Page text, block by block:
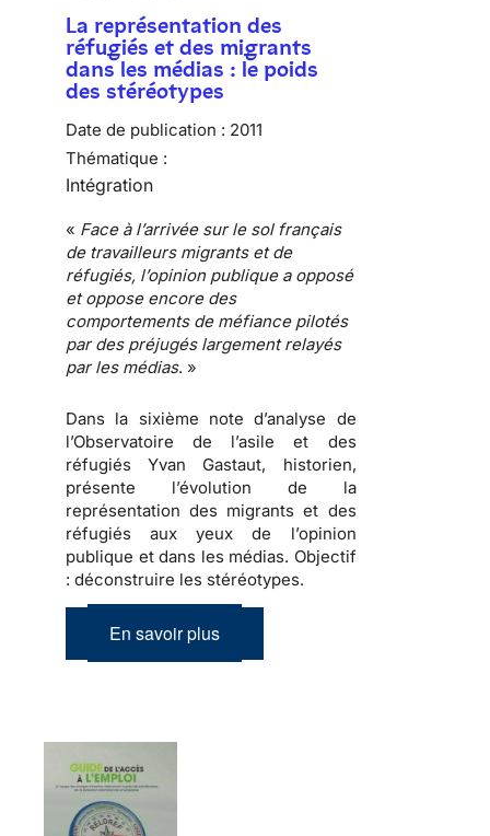
La représentation des
réfugiés et des migrants
dans les médias : le poids
des stéréotypes
Date de publication : 2011
Thématique :
Intégration
« Face à l’arrivée sur le sol français
de travailleurs migrants et de
réfugiés, l’opinion publique a opposé
et oppose encore des
comportements de méfiancepilotés
par des préjugéslargement relayés
par les médias. »
Dans la sixième note d’analyse de
l’Observatoire de l’asile et des
réfugiés Yvan Gastaut, historien,
présente l’évolution de la
représentation des migrants et des
réfugiés aux yeux de l’opinion
publique et dans les médias. Objectif
: déconstruire les stéréotypes.
En savoir plus